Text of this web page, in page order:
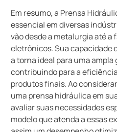
Em resumo, a Prensa
essencial em diversas
vão desde a metalurgia até a
eletrônicos. Sua capacidade
a torna ideal para uma ampla
contribuindo para a
produtos finais. Ao
uma prensa hidráulica em
avaliar suas necessidades
modelo que atenda a essas